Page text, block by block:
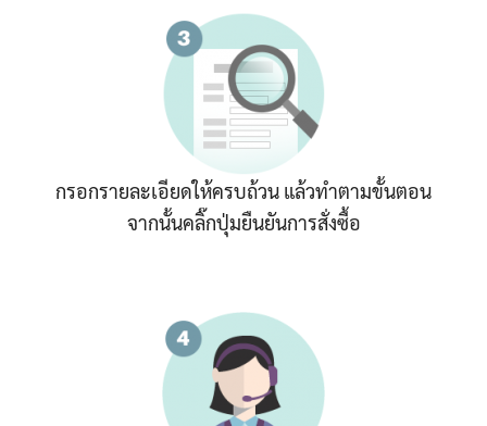
กรอกรายละเอียดให้ครบถ้วน แล้วทำตามขั้นตอน
จากนั้นคลิ๊กปุ่มยืนยันการสั่งซื้อ